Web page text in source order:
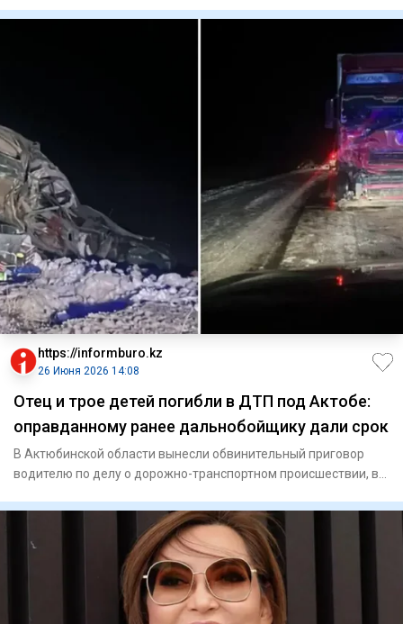
https://informburo.kz
26 Июня 2026 14:08
Отец и трое детей погибли в ДТП под Актобе:
оправданному ранее дальнобойщику дали срок
В Актюбинской области вынесли обвинительный приговор
водителю по делу о дорожно-транспортном происшествии, в